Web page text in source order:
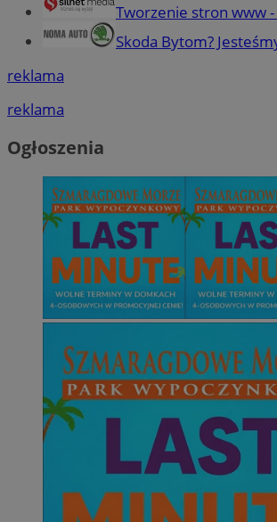
Tworzenie stron www
Skoda Bytom?
reklama
reklama
Ogłoszenia